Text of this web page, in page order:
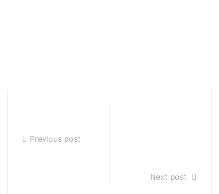
Previous post
Next post